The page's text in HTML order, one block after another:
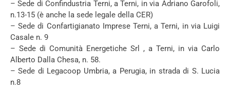
– Sede di Confindustria Terni, a Terni, in via Adriano Garofoli,
n.13-15 (è anche la sede legale della CER)
– Sede di Confartigianato Imprese Terni, a Terni, in via Luigi
Casale n. 9
– Sede di Comunità Energetiche Srl , a Terni, in via Carlo
Alberto Dalla Chesa, n. 58.
– Sede di Legacoop Umbria, a Perugia, in strada di S. Lucia
n.8